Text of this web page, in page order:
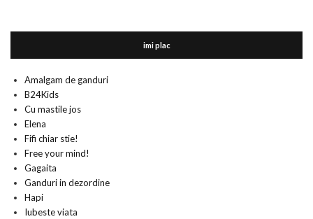
imi plac
Amalgam de ganduri
B24Kids
Cu mastile jos
Elena
Fifi chiar stie!
Free your mind!
Gagaita
Ganduri in dezordine
Hapi
Iubeste viata